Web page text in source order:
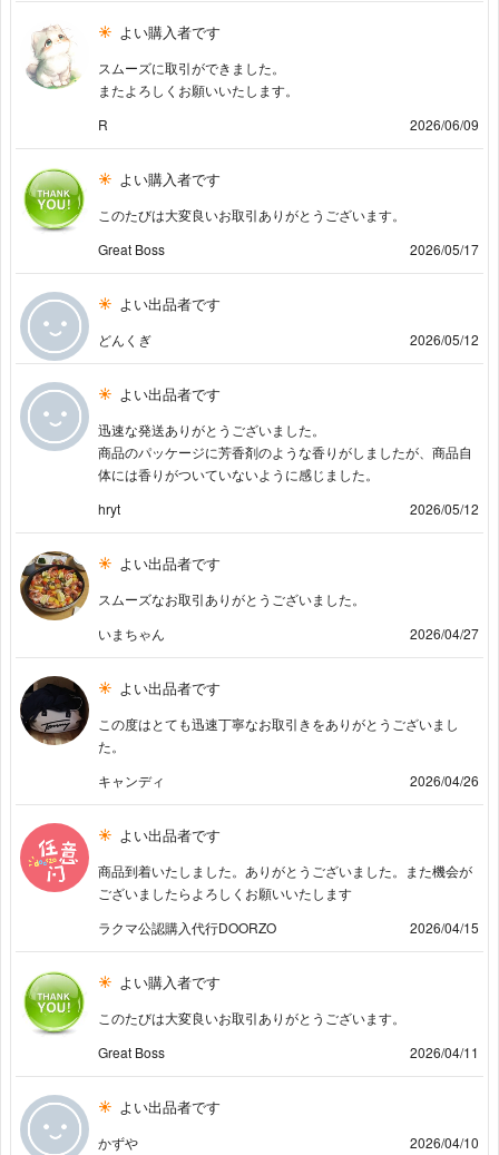
よい購入者です
スムーズに取引ができました。
またよろしくお願いいたします。
R
2026/06/09
よい購入者です
このたびは大変良いお取引ありがとうございます。
Great Boss
2026/05/17
よい出品者です
どんくぎ 2026/05/12
よい出品者です
迅速な発送ありがとうございました。
商品のパッケージに芳香剤のような香りがしましたが、商品自
体には香りがついていないように感じました。
hryt
2026/05/12
よい出品者です
スムーズなお取引ありがとうございました。
いまちゃん
2026/04/27
よい出品者です
この度はとても迅速丁寧なお取引きをありがとうございまし
た。
キャンディ
2026/04/26
よい出品者です
商品到着いたしました。ありがとうございました。また機会が
ございましたらよろしくお願いいたします
ラクマ公認購入代行DOORZO
2026/04/15
よい購入者です
このたびは大変良いお取引ありがとうございます。
Great Boss
2026/04/11
よい出品者です
かずや 2026/04/10